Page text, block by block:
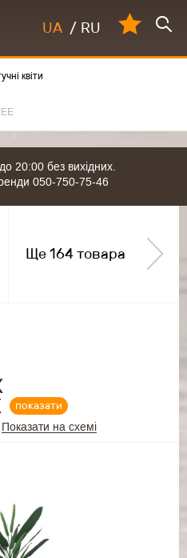
UA / RU
квіти
20:00 без вихідних.
050-750-75-46
показати
Показати на схемі
Ще 164 товара